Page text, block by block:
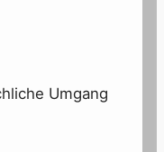
Umgang